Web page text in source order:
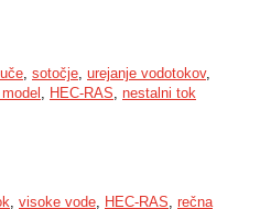
, sotočje, urejanje vodotokov,
, HEC-RAS, nestalni tok
, visoke vode, HEC-RAS, rečna